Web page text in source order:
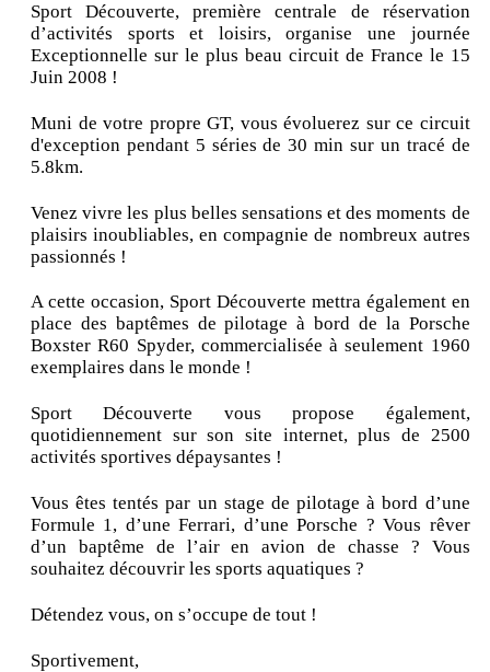
Sport Découverte, première centrale de réservation
d’activités sports et loisirs, organise une journée
Exceptionnelle sur le plus beau circuit de France le 15
Juin 2008 !
Muni de votre propre GT, vous évoluerez sur ce circuit
d'exception pendant 5 séries de 30 min sur un tracé de
5.8km.
Venez vivre les plus belles sensations et des moments de
plaisirs inoubliables, en compagnie de nombreux autres
passionnés !
A cette occasion, Sport Découverte mettra également en
place des baptêmes de pilotage à bord de la Porsche
Boxster R60 Spyder, commercialisée à seulement 1960
exemplaires dans le monde !
Sport Découverte vous propose également,
quotidiennement sur son site internet, plus de 2500
activités sportives dépaysantes !
Vous êtes tentés par un stage de pilotage à bord d’une
Formule 1, d’une Ferrari, d’une Porsche ? Vous rêver
d’un baptême de l’air en avion de chasse ? Vous
souhaitez découvrir les sports aquatiques ?
Détendez vous, on s’occupe de tout !
Sportivement,